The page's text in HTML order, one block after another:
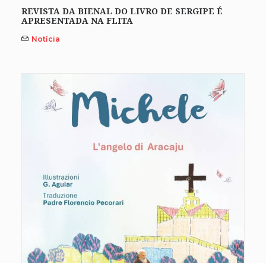
REVISTA DA BIENAL DO LIVRO DE SERGIPE É
APRESENTADA NA FLITA
Notícia